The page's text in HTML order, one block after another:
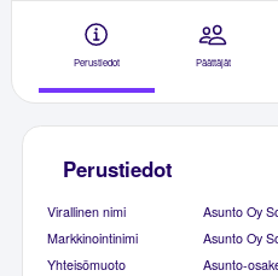
Perustiedot Päättäjät
Perustiedot
Virallinen nimi
Asunto Oy
Markkinointinimi
Asunto Oy
Yhteisömuoto
Asunto-